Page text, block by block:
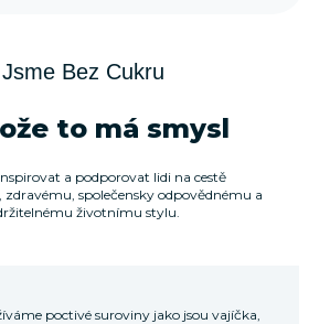
Jsme Bez Cukru
to má smysl
a podporovat lidi na cestě
společensky odpovědnému a
životnímu stylu.
poctivé suroviny jako jsou vajíčka,